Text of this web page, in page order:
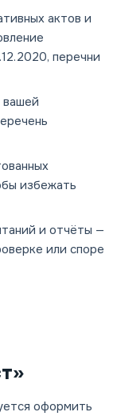
актов и
перечни
избежать
и отчёты —
или споре
оформить